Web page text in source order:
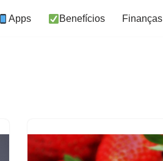
Apps Benefícios Finanças